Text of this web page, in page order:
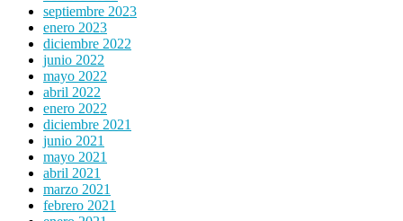
septiembre 2023
enero 2023
diciembre 2022
junio 2022
mayo 2022
abril 2022
enero 2022
diciembre 2021
junio 2021
mayo 2021
abril 2021
marzo 2021
febrero 2021